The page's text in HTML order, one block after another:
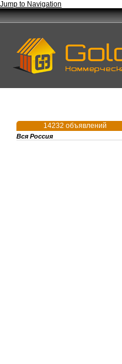
Jump to Navigation
14232 объявлений
Вся Россия